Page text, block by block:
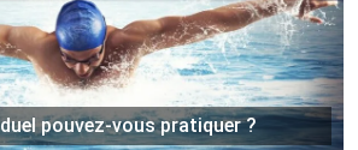
pouvez-vous pratiquer ?